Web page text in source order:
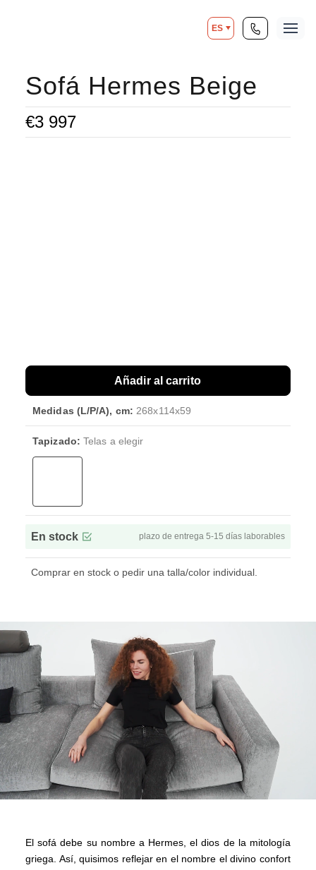
ES
Sofá Hermes Beige
€3 997
Medidas (L/P/A), cm: 268x114x59
Tapizado: Telas a elegir
En stock plazo de entrega 5-15 días laborables
Comprar en stock o pedir una talla/color individual.
Añadir al carrito
El sofá debe su nombre a Hermes, el dios de la mitología
griega. Así, quisimos reflejar en el nombre el divino confort